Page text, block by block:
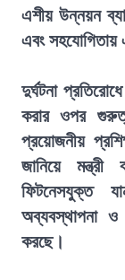
এশীয় উন্নয়ন
এবং সহযোগিতায়
দুর্ঘটনা
করার ওপর
প্রয়োজনীয়
জানিয়ে
ফিটনেসযুক্ত
অব্যবস্থাপনা
করছে।